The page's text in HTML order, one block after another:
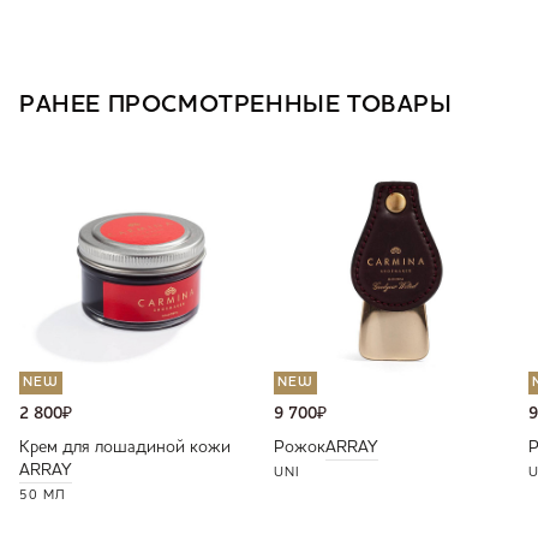
РАНЕЕ ПРОСМОТРЕННЫЕ ТОВАРЫ
NEW
2 800₽
Крем для лошадиной кожи
ARRAY
50 МЛ
NEW
9 700₽
РожокARRAY
UNI